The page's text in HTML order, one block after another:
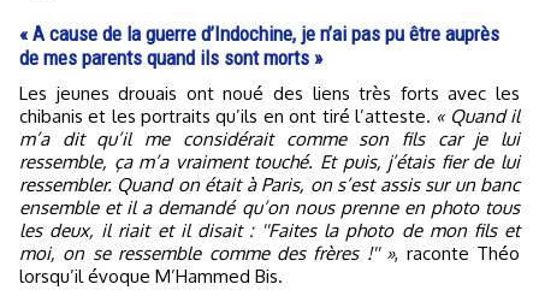
« A cause de la guerre d’Indochine, je n’ai pas pu être auprès
de mes parents quand ils sont morts »
Les jeunes drouais ont noué des liens très forts avec les
chibanis et les portraits qu’ils en ont tiré l’atteste. « Quand il
m’a dit qu’il me considérait comme son fils car je lui
ressemble, ça m’a vraiment touché. Et puis, j’étais fier de lui
ressembler. Quand on était à Paris, on s’est assis sur un banc
ensemble et il a demandé qu’on nous prenne en photo tous
les deux, il riait et il disait : ''Faites la photo de mon fils et
moi, on se ressemble comme des frères !'' », raconte Théo
lorsqu’il évoque M’Hammed Bis.